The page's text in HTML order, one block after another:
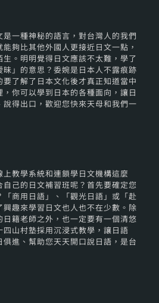
一種神秘的語言，對台灣人的我們
夠比其他外國人更接近日文一點，
。明明覺得日文應該不太難，學了
」的意思？委婉是日本人不露痕跡
了解了日本文化後才真正知道當中
你可以學到日本的各種面向，讓日
得出口，歡迎您快來天母和我們一
教學系統和連鎖學日文機構這麼
己的日文補習班呢？首先要確定您
商用日語」、「觀光日語」或「赴
興趣來學習日文也人也不在少數。除
籍老師之外，也一定要有一個清悠
山村塾採用沉浸式教學，讓日語
俱進、幫助您天天開口說日語，是台